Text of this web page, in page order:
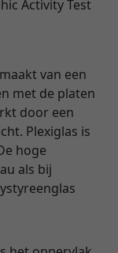
Activity Test
van een
met de platen
door een
Plexiglas is
hoge
als bij